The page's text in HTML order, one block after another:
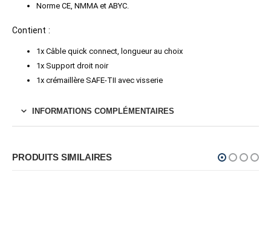
Norme CE, NMMA et ABYC.
Contient :
1x Câble quick connect, longueur au choix
1x Support droit noir
1x crémaillère SAFE-TII avec visserie
INFORMATIONS COMPLÉMENTAIRES
PRODUITS SIMILAIRES